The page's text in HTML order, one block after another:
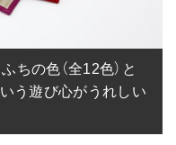
ちの色（全12色）と
う遊び心がうれしい